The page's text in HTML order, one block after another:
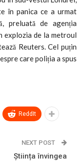
în panica ce a urmat
preluată de agenția
explozia de la metroul
Reuters. Cel puțin
care poliția a spus
ReddIt
NEXT POST
Știința învingea